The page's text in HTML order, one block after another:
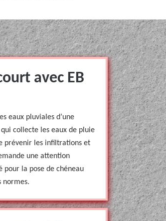
avec EB
eaux pluviales d’une
collecte les eaux de pluie
prévenir les infiltrations et
une attention
la pose de chéneau
normes.